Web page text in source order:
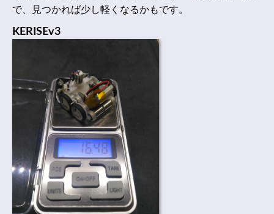
で、見つかれば少し軽くなるかもです。
KERISEv3